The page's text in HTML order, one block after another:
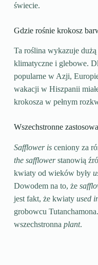
świecie.
Gdzie rośnie krokosz
Ta roślina wykazuje
klimatyczne i glebowe.
popularne w Azji,
wakacji w Hiszpanii
krokosza w pełnym
Wszechstronne
Safflower isceniony za
the safflowerstanowią
kwiaty od wieków były
Dowodem na to, że
jest fakt, że kwiaty used
grobowcu
wszechstronna plant.